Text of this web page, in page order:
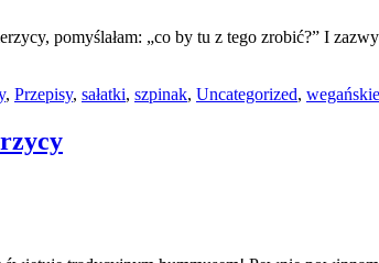
pomyślałam: „co by tu z tego zrobić?” I
, Przepisy, sałatki, szpinak, Uncategorized, wegańskie